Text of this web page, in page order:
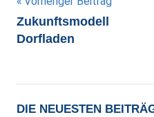
Zukunftsmodell
Dorfladen
DIE NEUESTEN